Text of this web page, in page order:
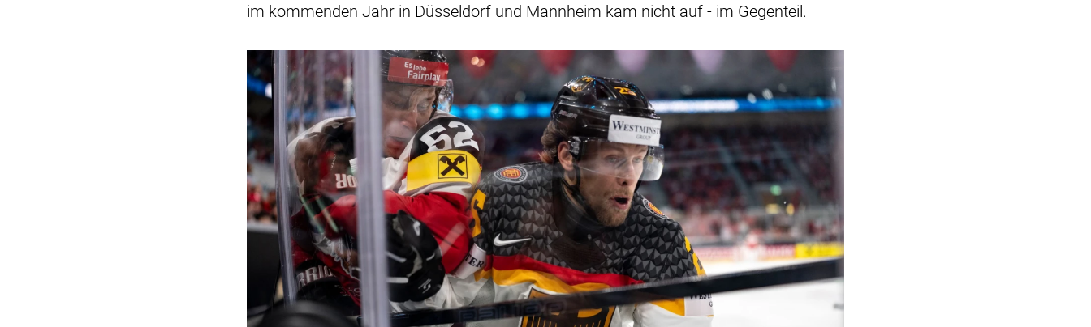
im kommenden Jahr in Düsseldorf und Mannheim kam nicht auf - im Gegenteil.